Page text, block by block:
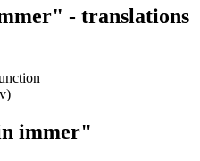
- translations
immer"